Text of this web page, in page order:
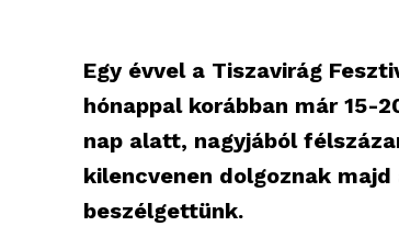
Egy évvel a Tiszavirág
hónappal korábban már 15-
nap alatt, nagyjából
kilencvenen dolgoznak majd
beszélgettünk.